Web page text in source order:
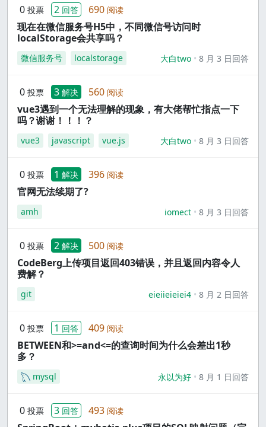
0 投票 2 回答 690 阅读
现在在微信服务号H5中，不同微信号访问时
localStorage会共享吗？
微信服务号 localstorage 大白two 8 月 3 日回答
0 投票 3 解决 560 阅读
vue3遇到一个无法理解的现象，有大佬帮忙指点一下
吗？谢谢！！！？
vue3 javascript vue.js 大白two 8 月 3 日回答
0 投票 1 解决 396 阅读
官网无法续期了?
amh iomect 8 月 3 日回答
0 投票 2 解决 500 阅读
CodeBerg上传项目返回403错误，并且返回内容令人
费解？
git eieiieieiei4 8 月 2 日回答
0 投票 1 回答 409 阅读
BETWEEN和>=and<=的查询时间为什么会差出1秒
多？
mysql 永以为好 8 月 1 日回答
0 投票 3 回答 493 阅读